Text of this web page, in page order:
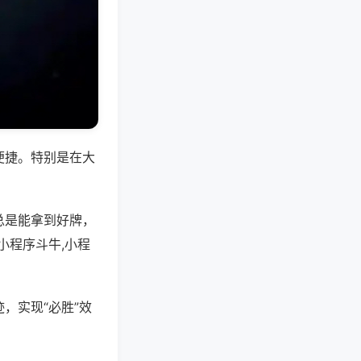
。特别是在大
能拿到好牌，
程序斗牛,小程
实现“必胜”效